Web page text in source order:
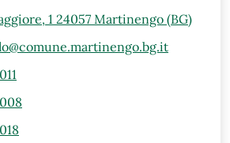
1 24057 Martinengo (BG)